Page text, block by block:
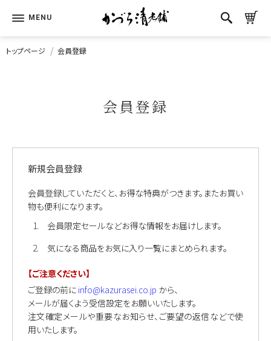
トップページ 会員登録
会員登録
新規会員登録
会員登録していただくと、お得な特典がつきます。またお買い
物も便利になります。
会員限定セールなどお得な情報をお届けします。
気になる商品をお気に入り一覧にまとめられます。
【ご注意ください】
ご登録の前に info@kazurasei.co.jp から、
メールが届くよう受信設定をお願いいたします。
注文確定メールや重要なお知らせ、ご要望の返信などで使
用いたします。